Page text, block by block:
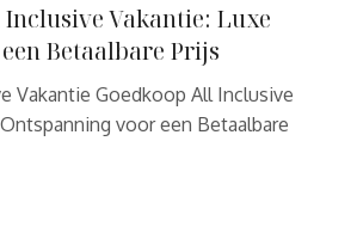
Vakantie: Luxe
Betaalbare Prijs
Vakantie Goedkoop All Inclusive
voor een Betaalbare